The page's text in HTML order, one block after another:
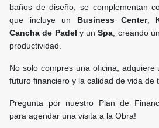
baños de diseño, se complementan
que incluye un Business Center,
Cancha de Padel y unSpa , creando
productividad.
No solo compres una oficina, adquiere
futuro financiero y la calidad de vida de
Pregunta por nuestro Plan de
para agendar una visita a la Obra!